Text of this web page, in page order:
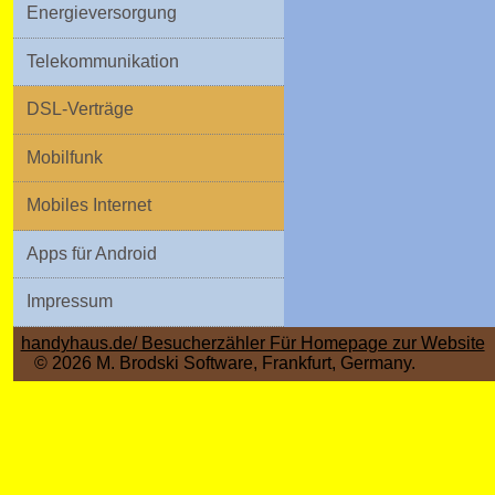
Energieversorgung
Telekommunikation
DSL-Verträge
Mobilfunk
Mobiles Internet
Apps für Android
Impressum
handyhaus.de/ Besucherzähler Für Homepage zur Website
© 2026 M. Brodski Software, Frankfurt, Germany.